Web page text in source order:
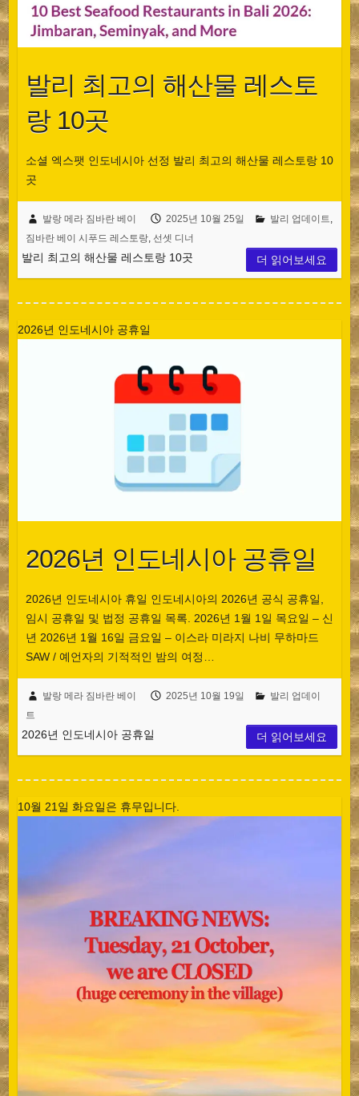
발리 최고의 해산물 레스토
랑 10곳
소셜 엑스팻 인도네시아 선정 발리 최고의 해산물 레스토랑 10
곳
발랑 메라 짐바란 베이 2025년 10월 25일 발리 업데이트
짐바란 베이 시푸드 레스토랑, 선셋 디너
발리 최고의 해산물 레스토랑 10곳 더 읽어보세요
2026년 인도네시아 공휴일
2026년 인도네시아 공휴일
2026년 인도네시아 휴일 인도네시아의 2026년 공식 공휴일,
임시 공휴일 및 법정 공휴일 목록. 2026년 1월 1일 목요일 – 신
년 2026년 1월 16일 금요일 – 이스라 미라지 나비 무하마드
SAW / 예언자의 기적적인 밤의 여정…
발랑 메라 짐바란 베이 2025년 10월 19일
발리 업데이
트
2026년 인도네시아 공휴일 더 읽어보세요
10월 21일 화요일은 휴무입니다.